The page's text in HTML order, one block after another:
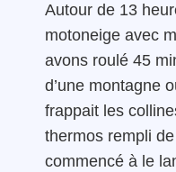
Autour de 13
motoneige avec
avons roulé 45
d’une montagne
frappait les
thermos rempli
commencé à le